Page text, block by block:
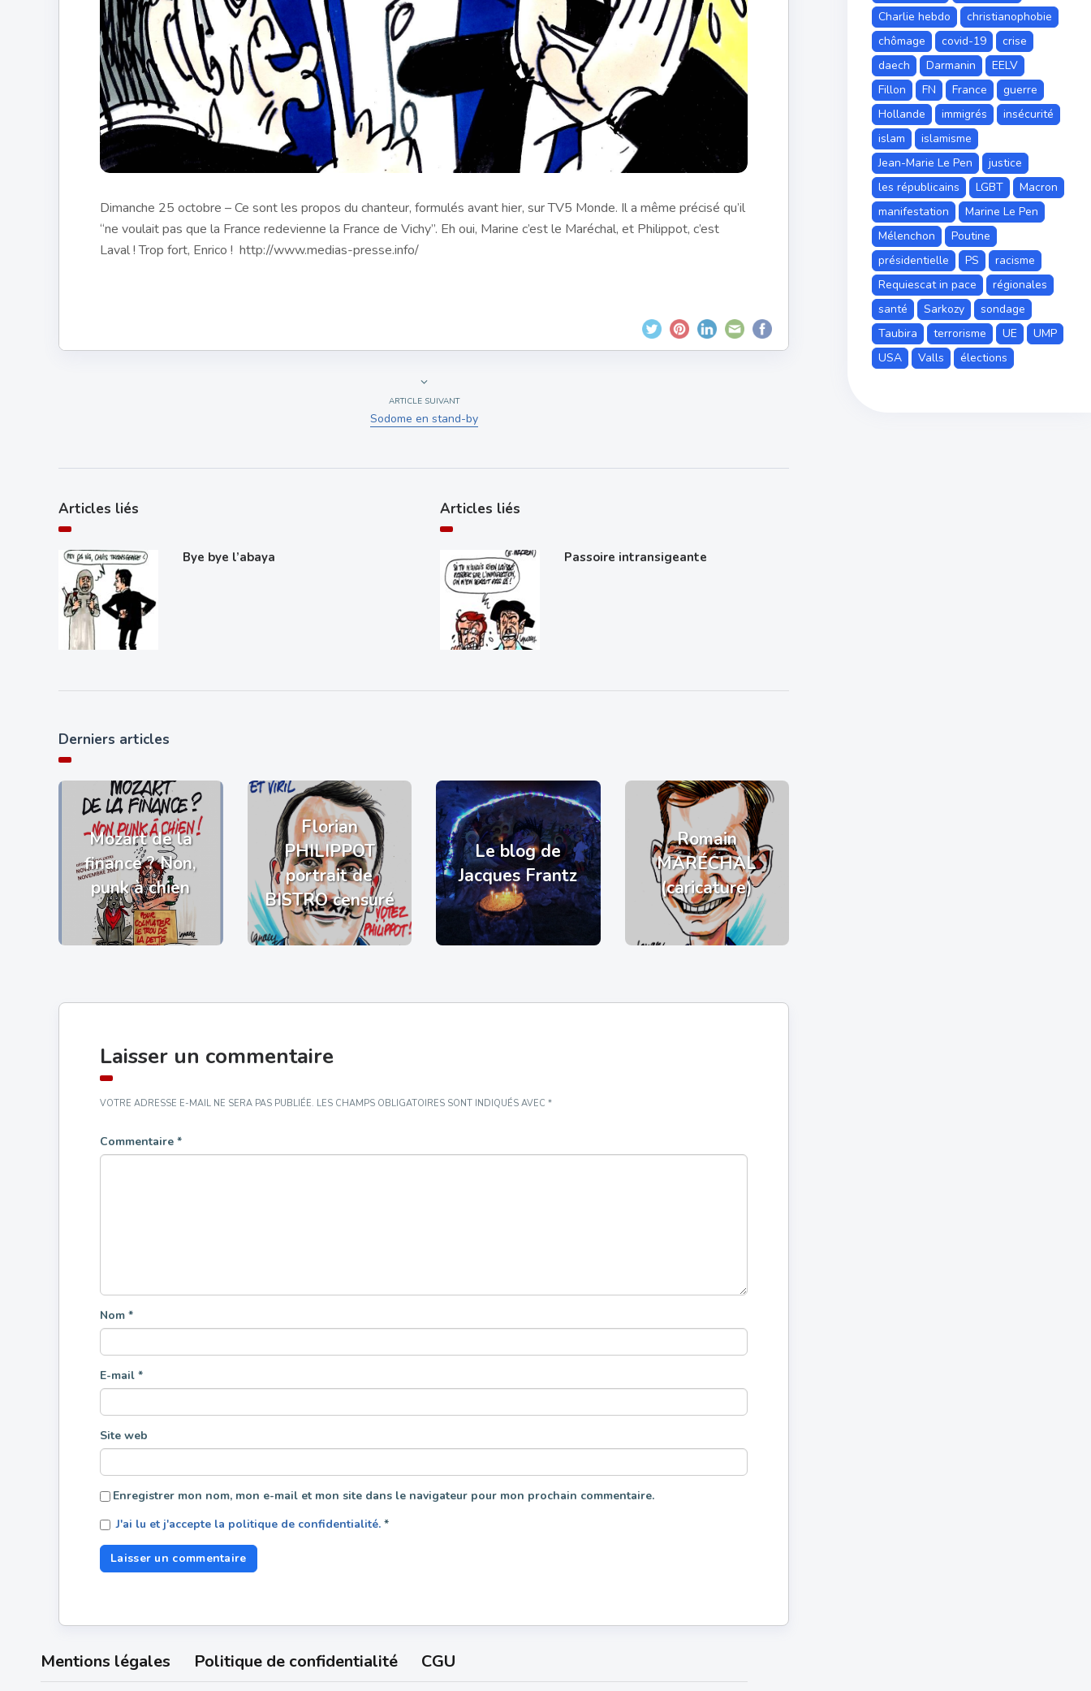
Dimanche 25 octobre – Ce sont les propos du chanteur, formulés avant hier, sur TV5 Monde. Il a même précisé qu’il
“ne voulait pas que la France redevienne la France de Vichy”. Eh oui, Marine c’est le Maréchal, et Philippot, c’est
Laval ! Trop fort, Enrico ! http://www.medias-presse.info/
ARTICLE SUIVANT
Sodome en stand-by
Articles liés
Bye bye l’abaya
Articles liés
Passoire intransigeante
Derniers articles
Mozart de la
finance ? Non,
punk à chien
Florian
PHILIPPOT
portrait de
BISTRO censuré
Le blog de
Jacques Frantz
Romain
MARÉCHAL
(caricature)
Laisser un commentaire
VOTRE ADRESSE E-MAIL NE SERA PAS PUBLIÉE. LES CHAMPS OBLIGATOIRES SONT INDIQUÉS AVEC *
Commentaire *
Nom *
E-mail *
Site web
Enregistrer mon nom, mon e-mail et mon site dans le navigateur pour mon prochain commentaire.
J'ai lu et j'accepte la politique de confidentialité. *
Charlie hebdo
christianophobie
chômage
covid-19
crise
daech
Darmanin
EELV
Fillon
FN France
guerre
Hollande
immigrés
insécurité
islam
islamisme
Jean-Marie Le Pen
justice
les républicains
LGBT
Macron
manifestation
Marine Le Pen
Mélenchon
Poutine
présidentielle
PS
racisme
Requiescat in pace
régionales
santé
Sarkozy
sondage
Taubira
terrorisme UE
UMP
USA
Valls élections
Mentions légales Politique de confidentialité CGU